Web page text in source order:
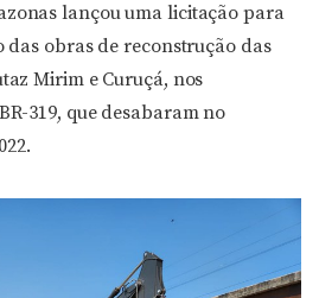
lançou uma licitação para
obras de reconstrução das
Mirim e Curuçá, nos
319, que desabaram no